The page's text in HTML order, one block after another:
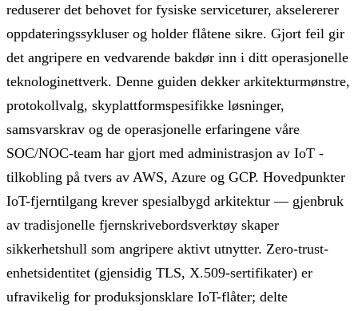
reduserer det behovet for fysiske serviceturer, akselererer
oppdateringssykluser og holder flåtene sikre. Gjort feil gir
det angripere en vedvarende bakdør inn i ditt operasjonelle
teknologinettverk. Denne guiden dekker arkitekturmønstre,
protokollvalg, skyplattformspesifikke løsninger,
samsvarskrav og de operasjonelle erfaringene våre
SOC/NOC-team har gjort med administrasjon av IoT -
tilkobling på tvers av AWS, Azure og GCP. Hovedpunkter
IoT-fjerntilgang krever spesialbygd arkitektur — gjenbruk
av tradisjonelle fjernskrivebordsverktøy skaper
sikkerhetshull som angripere aktivt utnytter. Zero-trust-
enhetsidentitet (gjensidig TLS, X.509-sertifikater) er
ufravikelig for produksjonsklare IoT-flåter; delte